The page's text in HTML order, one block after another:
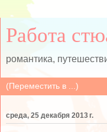
Работа
романтика,
среда, 25 декабря 2013 г.